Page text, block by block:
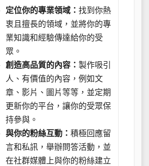
定位你的專業領域：找到你熱
衷且擅長的領域，並將你的專
業知識和經驗傳達給你的受
眾。
創造高品質的內容：製作吸引
人、有價值的內容，例如文
章、影片、圖片等等，並定期
更新你的平台，讓你的受眾保
持參與。
與你的粉絲互動：積極回應留
言和私訊，舉辦問答活動，並
在社群媒體上與你的粉絲建立